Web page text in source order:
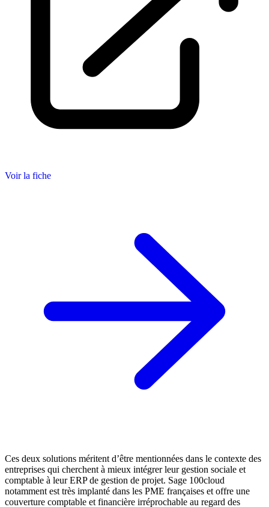
Voir la fiche
Ces deux solutions méritent d’être mentionnées dans le contexte des
entreprises qui cherchent à mieux intégrer leur gestion sociale et
comptable à leur ERP de gestion de projet. Sage 100cloud
notamment est très implanté dans les PME françaises et offre une
couverture comptable et financière irréprochable au regard des